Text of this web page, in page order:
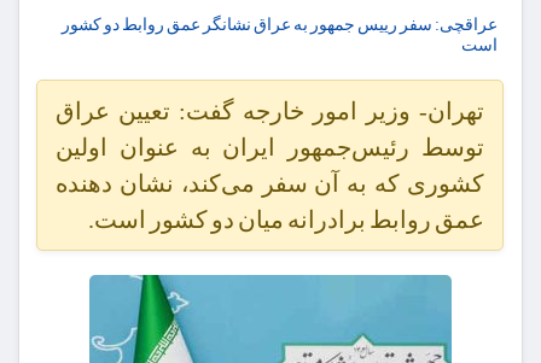
عراقچی: سفر رییس جمهور به عراق نشانگر عمق روابط دو کشور
است
تهران- وزیر امور خارجه گفت: تعیین عراق
توسط رئیس‌جمهور ایران به عنوان اولین
کشوری که به آن سفر می‌کند، نشان دهنده
عمق روابط برادرانه میان دو کشور است.